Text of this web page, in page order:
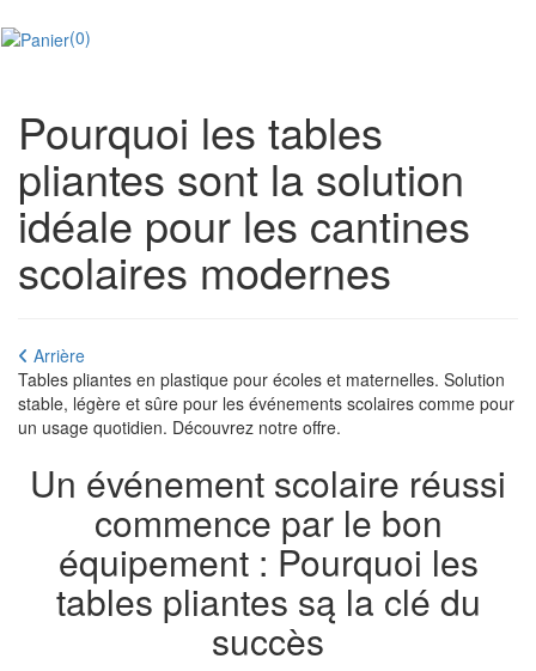
(0)
Pourquoi les tables
pliantes sont la solution
idéale pour les cantines
scolaires modernes
Arrière
Tables pliantes en plastique pour écoles et maternelles. Solution
stable, légère et sûre pour les événements scolaires comme pour
un usage quotidien. Découvrez notre offre.
Un événement scolaire réussi
commence par le bon
équipement : Pourquoi les
tables pliantes są la clé du
succès